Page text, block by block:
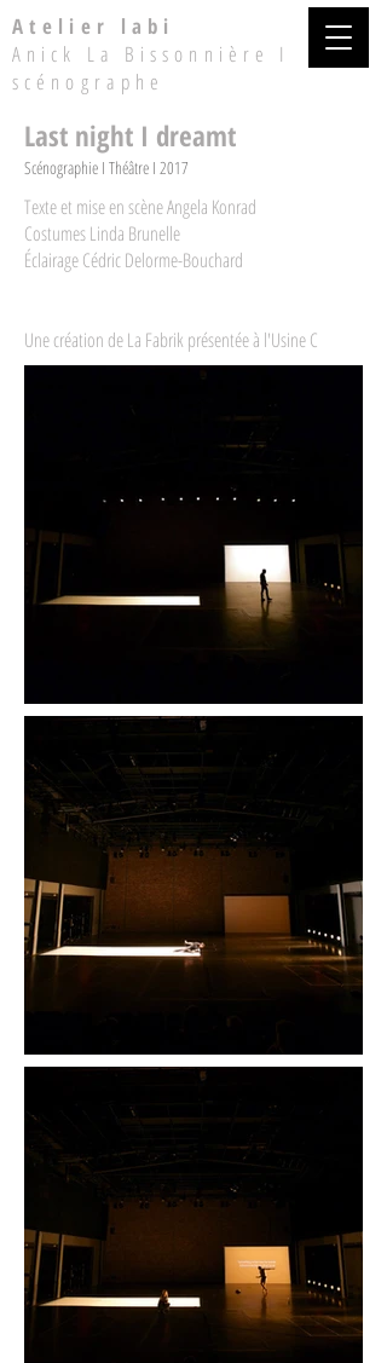
Atelier labi
Anick La Bissonnière I
scénographe
Last night I dreamt
Scénographie I Théâtre I 2017
Texte et mise en scène Angela Konrad
Costumes Linda Brunelle
Éclairage Cédric Delorme-Bouchard
Une création de La Fabrik présentée à l'Usine C